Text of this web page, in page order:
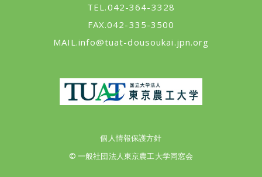
TEL.042-364-3328
FAX.042-335-3500
MAIL.info@tuat-dousoukai.jpn.org
個人情報保護方針
© 一般社団法人東京農工大学同窓会